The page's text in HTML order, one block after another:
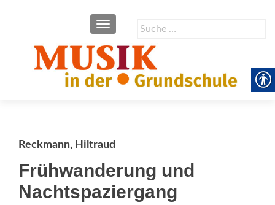
Suche
SCHALTE NAVIGATION
Reckmann, Hiltraud
Frühwanderung und
Nachtspaziergang